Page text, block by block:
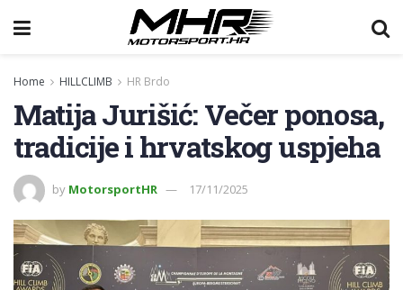
Home HILLCLIMB HR Brdo
Matija Jurišić: Večer ponosa,
tradicije i hrvatskog uspjeha
by MotorsportHR 17/11/2025